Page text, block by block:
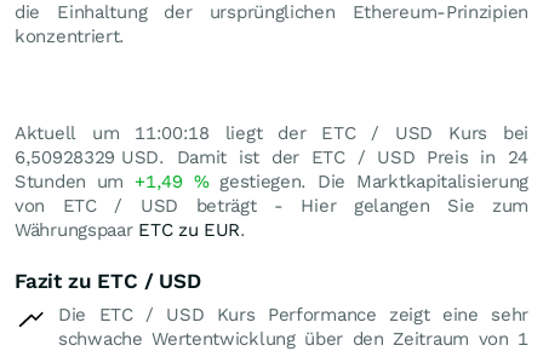
die Einhaltung der ursprünglichen Ethereum-Prinzipien
konzentriert.
Aktuell um 11:00:18 liegt der ETC / USD Kurs bei
6,50928329 USD. Damit ist der ETC / USD Preis in 24
Stunden um +1,49 %gestiegen. Die Marktkapitalisierung
von ETC / USD beträgt - Hier gelangen Sie zum
Währungspaar ETC zu EUR.
Fazit zu ETC / USD
Die ETC / USD Kurs Performance zeigt eine sehr
schwache Wertentwicklung über den Zeitraum von 1